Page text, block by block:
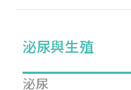
泌尿與生殖
泌尿